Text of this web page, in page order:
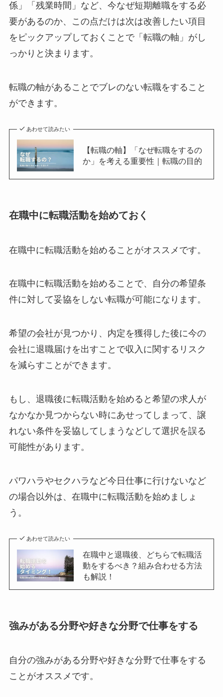
係」「残業時間」など、今なぜ短期離職をする必
要があるのか、この点だけは次は改善したい項目
をピックアップしておくことで「転職の軸」がし
っかりと決まります。
転職の軸があることでブレのない転職をすること
ができます。
あわせて読みたい
【転職の軸】「なぜ転職をするの
か」を考える重要性｜転職の目的
在職中に転職活動を始めておく
在職中に転職活動を始めることがオススメです。
在職中に転職活動を始めることで、自分の希望条
件に対して妥協をしない転職が可能になります。
希望の会社が見つかり、内定を獲得した後に今の
会社に退職届けを出すことで収入に関するリスク
を減らすことができます。
もし、退職後に転職活動を始めると希望の求人が
なかなか見つからない時にあせってしまって、譲
れない条件を妥協してしまうなどして選択を誤る
可能性があります。
パワハラやセクハラなど今日仕事に行けないなど
の場合以外は、在職中に転職活動を始めましょ
う。
あわせて読みたい
在職中と退職後、どちらで転職活
動をするべき？組み合わせる方法
も解説！
強みがある分野や好きな分野で仕事をする
自分の強みがある分野や好きな分野で仕事をする
ことがオススメです。